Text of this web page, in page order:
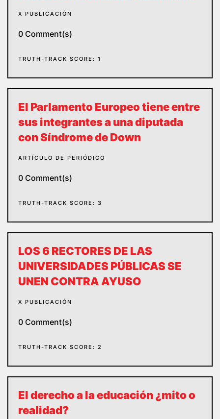
X PUBLICACIÓN
0 Comment(s)
TRUTH-TRACK SCORE: 1
El Parlamento Europeo tiene entre
sus integrantes a una diputada
con Síndrome de Down
ARTÍCULO DE PERIÓDICO
0 Comment(s)
TRUTH-TRACK SCORE: 3
LOS 6 RECTORES DE LAS
UNIVERSIDADES PÚBLICAS SE
UNEN CONTRA AYUSO
X PUBLICACIÓN
0 Comment(s)
TRUTH-TRACK SCORE: 2
El derecho a la educación ¿mito o
realidad?